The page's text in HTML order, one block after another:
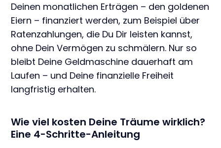
Deinen monatlichen Erträgen – den goldenen
Eiern – finanziert werden, zum Beispiel über
Ratenzahlungen, die Du Dir leisten kannst,
ohne Dein Vermögen zu schmälern. Nur so
bleibt Deine Geldmaschine dauerhaft am
Laufen – und Deine finanzielle Freiheit
langfristig erhalten.
Wie viel kosten Deine Träume wirklich?
Eine 4-Schritte-Anleitung